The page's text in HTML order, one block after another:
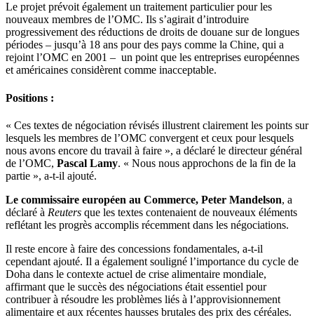
Le projet prévoit également un traitement particulier pour les
nouveaux membres de l’OMC. Ils s’agirait d’introduire
progressivement des réductions de droits de douane sur de longues
périodes – jusqu’à 18 ans pour des pays comme la Chine, qui a
rejoint l’OMC en 2001 – un point que les entreprises européennes
et américaines considèrent comme inacceptable.
Positions :
« Ces textes de négociation révisés illustrent clairement les points sur
lesquels les membres de l’OMC convergent et ceux pour lesquels
nous avons encore du travail à faire », a déclaré le directeur général
de l’OMC, Pascal Lamy. « Nous nous approchons de la fin de la
partie », a-t-il ajouté.
Le commissaire européen au Commerce, Peter Mandelson, a
déclaré à Reuters que les textes contenaient de nouveaux éléments
reflétant les progrès accomplis récemment dans les négociations.
Il reste encore à faire des concessions fondamentales, a-t-il
cependant ajouté. Il a également souligné l’importance du cycle de
Doha dans le contexte actuel de crise alimentaire mondiale,
affirmant que le succès des négociations était essentiel pour
contribuer à résoudre les problèmes liés à l’approvisionnement
alimentaire et aux récentes hausses brutales des prix des céréales.